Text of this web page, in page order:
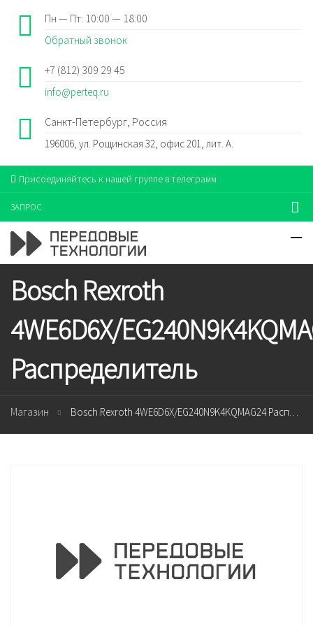
Пн — Пт: 10:00 — 18:00
Обратный звонок
+7 (812) 309 29 45
info@perteq.ru
Санкт-Петербург, Россия
196006, ул. Рощинская 32, офис 201, лит. А.
Присоединяйтесь к нашей группе в телеграмм
ЗАПРОС
Bosch Rexroth
4WE6D6X/
Распределитель
Магазин Bosch Rexroth 4WE6D6X/EG240N9K4KQMAG24 Распределитель